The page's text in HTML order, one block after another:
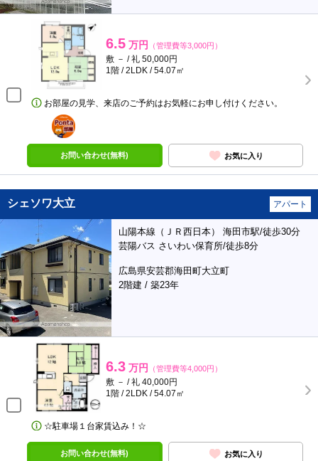
6.5 万円 （管理費等3,000円）
敷 － / 礼 50,000円
1階 / 2LDK / 54.07㎡
お部屋の見学、来店のご予約はお気軽にお申し付けください。
ポンタ
部屋
お問い合わせ(無料) お気に入り
シェソワ大立 アパート
山陽本線（ＪＲ西日本） 海田市駅/徒歩30分
芸陽バス さいわい保育所/徒歩8分
広島県安芸郡海田町大立町
2階建 / 築23年
6.3 万円 （管理費等4,000円）
敷 － / 礼 40,000円
1階 / 2LDK / 54.07㎡
☆駐車場１台家賃込み！☆
お問い合わせ(無料) お気に入り